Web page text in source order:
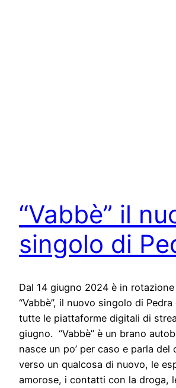
“Vabbè” il
singolo di
Dal 14 giugno 2024 è in
“Vabbè”, il nuovo singolo di
tutte le piattaforme digitali di
giugno. “Vabbè” è un brano
nasce un po’ per caso e parla del
verso un qualcosa di nuovo, le
amorose, i contatti con la droga,